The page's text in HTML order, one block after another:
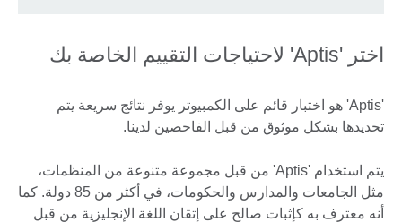
اختر 'Aptis' لاحتياجات التقييم الخاصة بك
'Aptis' هو اختبار قائم على الكمبيوتر يوفر نتائج سريعة يتم
تحديدها بشكل موثوق من قبل الفاحصين لدينا.
يتم استخدام 'Aptis' من قبل مجموعة متنوعة من المنظمات،
مثل الجامعات والمدارس والحكومات، في أكثر من 85 دولة. كما
أنه معترف به كإثبات صالح على إتقان اللغة الإنجليزية من قبل